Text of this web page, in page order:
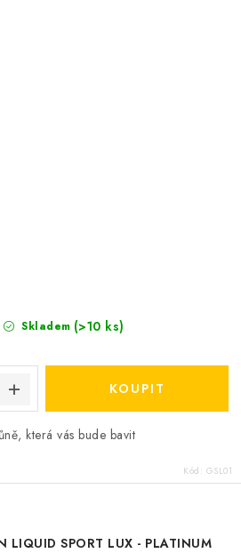
Skladem (>10 ks)
která vás bude bavit
Kód: GSL01
LIQUID SPORT LUX - PLATINUM